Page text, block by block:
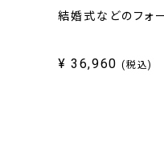
結婚式などのフォ
¥ 36,960(税込)